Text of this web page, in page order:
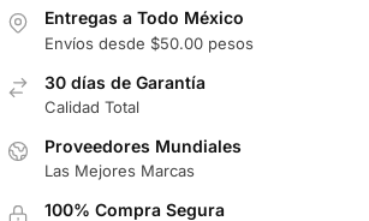
Entregas a Todo México
Envíos desde $50.00 pesos
30 días de Garantía
Calidad Total
Proveedores Mundiales
Las Mejores Marcas
100% Compra Segura